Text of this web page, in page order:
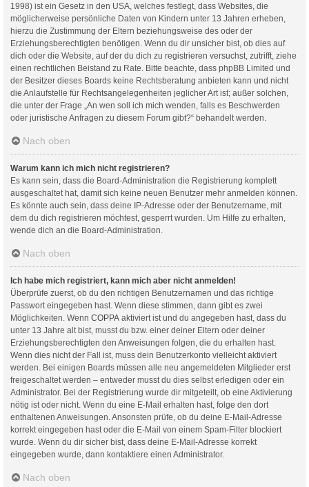
1998) ist ein Gesetz in den USA, welches festlegt, dass Websites, die
möglicherweise persönliche Daten von Kindern unter 13 Jahren erheben,
hierzu die Zustimmung der Eltern beziehungsweise des oder der
Erziehungsberechtigten benötigen. Wenn du dir unsicher bist, ob dies auf
dich oder die Website, auf der du dich zu registrieren versuchst, zutrifft, ziehe
einen rechtlichen Beistand zu Rate. Bitte beachte, dass phpBB Limited und
der Besitzer dieses Boards keine Rechtsberatung anbieten kann und nicht
die Anlaufstelle für Rechtsangelegenheiten jeglicher Art ist; außer solchen,
die unter der Frage „An wen soll ich mich wenden, falls es Beschwerden
oder juristische Anfragen zu diesem Forum gibt?“ behandelt werden.
Nach oben
Warum kann ich mich nicht registrieren?
Es kann sein, dass die Board-Administration die Registrierung komplett
ausgeschaltet hat, damit sich keine neuen Benutzer mehr anmelden können.
Es könnte auch sein, dass deine IP-Adresse oder der Benutzername, mit
dem du dich registrieren möchtest, gesperrt wurden. Um Hilfe zu erhalten,
wende dich an die Board-Administration.
Nach oben
Ich habe mich registriert, kann mich aber nicht anmelden!
Überprüfe zuerst, ob du den richtigen Benutzernamen und das richtige
Passwort eingegeben hast. Wenn diese stimmen, dann gibt es zwei
Möglichkeiten. Wenn COPPA aktiviert ist und du angegeben hast, dass du
unter 13 Jahre alt bist, musst du bzw. einer deiner Eltern oder deiner
Erziehungsberechtigten den Anweisungen folgen, die du erhalten hast.
Wenn dies nicht der Fall ist, muss dein Benutzerkonto vielleicht aktiviert
werden. Bei einigen Boards müssen alle neu angemeldeten Mitglieder erst
freigeschaltet werden – entweder musst du dies selbst erledigen oder ein
Administrator. Bei der Registrierung wurde dir mitgeteilt, ob eine Aktivierung
nötig ist oder nicht. Wenn du eine E-Mail erhalten hast, folge den dort
enthaltenen Anweisungen. Ansonsten prüfe, ob du deine E-Mail-Adresse
korrekt eingegeben hast oder die E-Mail von einem Spam-Filter blockiert
wurde. Wenn du dir sicher bist, dass deine E-Mail-Adresse korrekt
eingegeben wurde, dann kontaktiere einen Administrator.
Nach oben